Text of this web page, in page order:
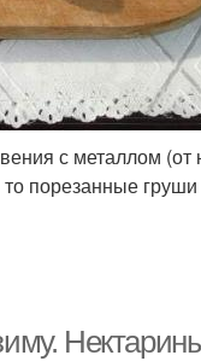
с металлом
порезанные груши